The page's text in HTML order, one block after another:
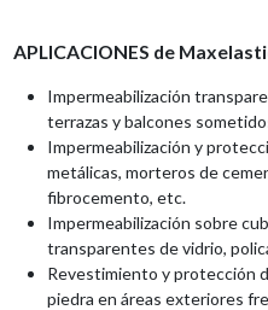
APLICACIONES de
Impermeabilización
terrazas y balcones
Impermeabilización y
metálicas, morteros de
fibrocemento, etc.
Impermeabilización sobre
transparentes de vidrio,
Revestimiento y protección
piedra en áreas exteriores